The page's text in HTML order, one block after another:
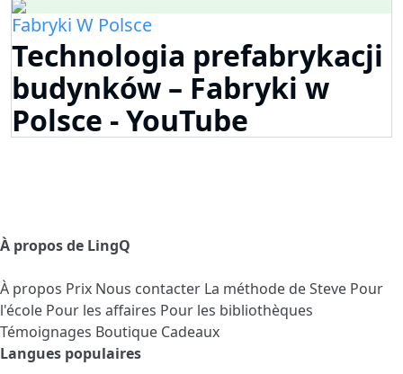
Fabryki W Polsce
Technologia prefabrykacji
budynków – Fabryki w
Polsce - YouTube
À propos de LingQ
À propos Prix Nous contacter La méthode de Steve Pour
l'école Pour les affaires Pour les bibliothèques
Témoignages Boutique Cadeaux
Langues populaires